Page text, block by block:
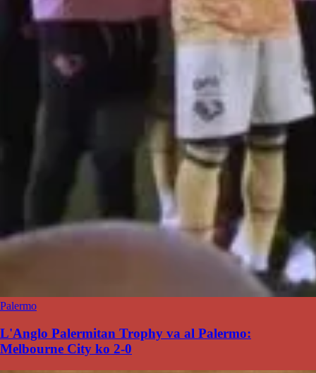
Palermo
L'Anglo Palermitan Trophy va al Palermo:
Melbourne City ko 2-0